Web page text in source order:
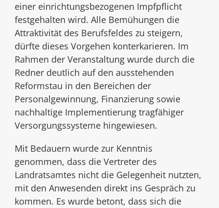
einer einrichtungsbezogenen Impfpflicht
festgehalten wird. Alle Bemühungen die
Attraktivität des Berufsfeldes zu steigern,
dürfte dieses Vorgehen konterkarieren. Im
Rahmen der Veranstaltung wurde durch die
Redner deutlich auf den ausstehenden
Reformstau in den Bereichen der
Personalgewinnung, Finanzierung sowie
nachhaltige Implementierung tragfähiger
Versorgungssysteme hingewiesen.
Mit Bedauern wurde zur Kenntnis
genommen, dass die Vertreter des
Landratsamtes nicht die Gelegenheit nutzten,
mit den Anwesenden direkt ins Gespräch zu
kommen. Es wurde betont, dass sich die